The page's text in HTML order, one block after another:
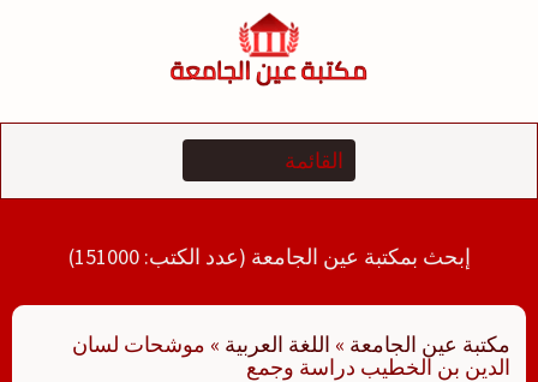
إبحث بمكتبة عين الجامعة (عدد الكتب: 151000)
مكتبة عين الجامعة » اللغة العربية » موشحات لسان
الدين بن الخطيب دراسة وجمع